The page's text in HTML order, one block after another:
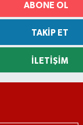
ABONE OL
TAKIP ET
İLETIŞIM